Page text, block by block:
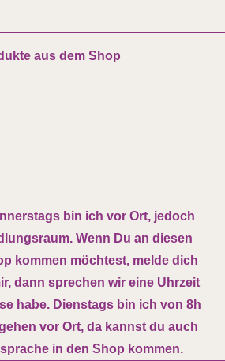
aus dem Shop
bin ich vor Ort, jedoch
Wenn Du an diesen
kommen möchtest, melde dich
dann sprechen wir eine Uhrzeit
habe. Dienstags bin ich von 8h
vor Ort, da kannst du auch
in den Shop kommen.